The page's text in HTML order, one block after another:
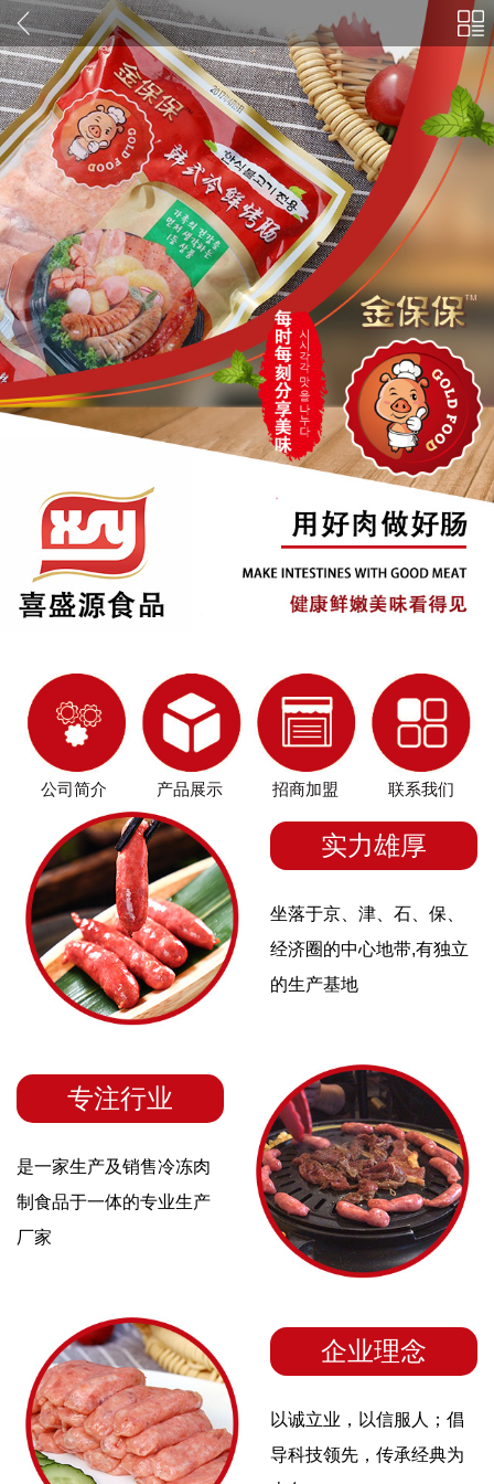
公司简介 产品展示 招商加盟 联系我们
实力雄厚
坐落于京、津、石、保、
经济圈的中心地带,有独立
的生产基地
专注行业
是一家生产及销售冷冻肉
制食品于一体的专业生产
厂家
企业理念
以诚立业，以信服人；倡
导科技领先，传承经典为